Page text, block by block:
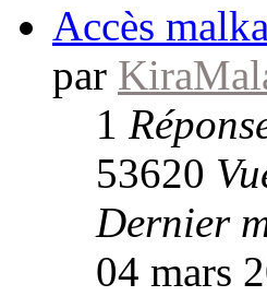
Accès
par
1
53620
Dernier
04 mars